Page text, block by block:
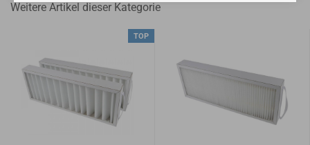
Weitere Artikel dieser Kategorie
TOP